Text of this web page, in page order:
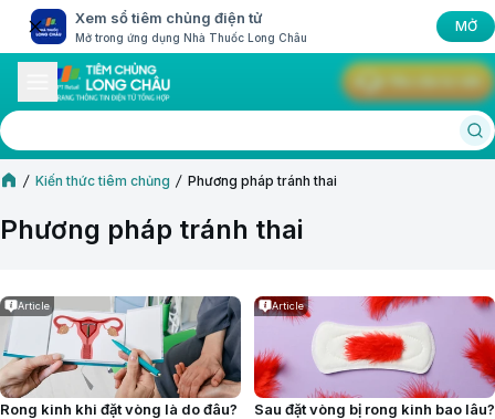
Xem sổ tiêm chủng điện tử
Mở trong ứng dụng Nhà Thuốc Long Châu
MỞ
Kiến thức tiêm chủng Phương pháp tránh thai
Phương pháp tránh thai
Article
Rong kinh khi đặt vòng là do đâu?
Article
Sau đặt vòng bị rong kinh bao lâu?